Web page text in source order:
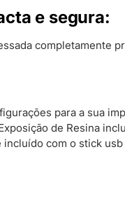
e segura:
completamente
para a sua
de Resina
com o stick